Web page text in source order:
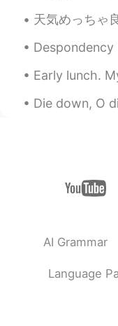
天気めっちゃ良い！😍😍 良い席見つけてずっと座ってる😝(もう
Despondency Rebuked by
Early lunch. My niece didn't
Die down, O dismal day by David
AI Grammar
Language